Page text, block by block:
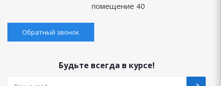
помещение 40
Обратный звонок
Будьте всегда в курсе!